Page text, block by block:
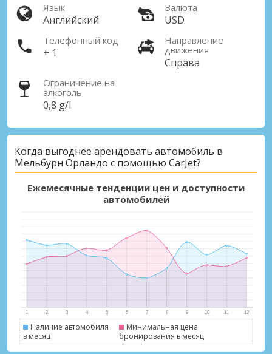
Язык
Английский
Валюта
USD
Телефонный код
+ 1
Направление
движения
Справа
Ограничение на
алкоголь
0,8 g/l
Когда выгоднее арендовать автомобиль в
Мельбурн Орландо с помощью CarJet?
Ежемесячные тенденции цен и доступности
автомобилей
Наличие автомобиля
в месяц
Минимальная цена
бронирования в месяц